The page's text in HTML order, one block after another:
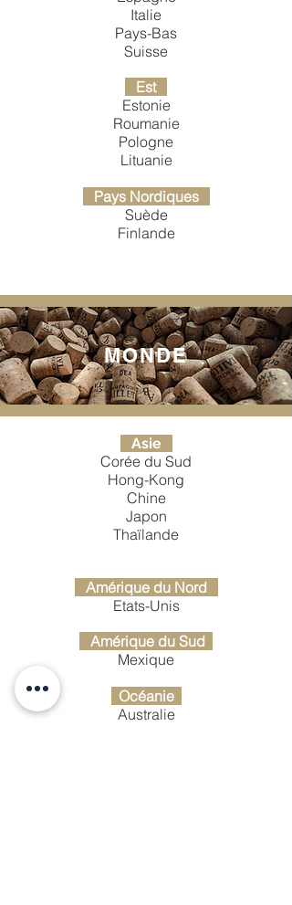
Italie
Pays-Bas
Suisse
Est
Estonie
Roumanie
Pologne
Lituanie
Pays Nordiques
Suède
Finlande
MONDE
Asie
Corée du Sud
Hong-Kong
Chine
Japon
Thaïlande
Amérique du Nord
Etats-Unis
Amérique du Sud
Mexique
Océanie
Australie